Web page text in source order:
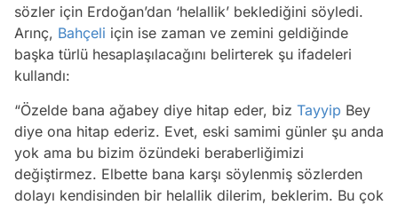
sözler için Erdoğan’dan ‘helallik’ beklediğini söyledi.
Arınç, Bahçeli için ise zaman ve zemini geldiğinde
başka türlü hesaplaşılacağını belirterek şu ifadeleri
kullandı:
“Özelde bana ağabey diye hitap eder, biz Tayyip Bey
diye ona hitap ederiz. Evet, eski samimi günler şu anda
yok ama bu bizim özündeki beraberliğimizi
değiştirmez. Elbette bana karşı söylenmiş sözlerden
dolayı kendisinden bir helallik dilerim, beklerim. Bu çok